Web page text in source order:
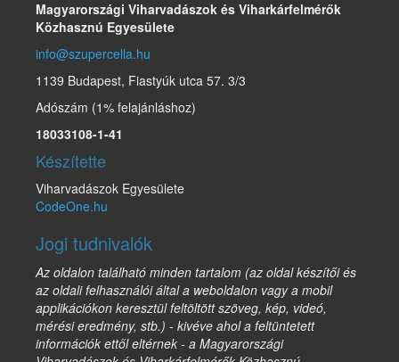
Magyarországi Viharvadászok és Viharkárfelmérők
Közhasznú Egyesülete
info@szupercella.hu
1139 Budapest, Fiastyúk utca 57. 3/3
Adószám (1% felajánláshoz)
18033108-1-41
Készítette
Viharvadászok Egyesülete
CodeOne.hu
Jogi tudnivalók
Az oldalon található minden tartalom (az oldal készítői és
az oldali felhasználói által a weboldalon vagy a mobil
applikációkon keresztül feltöltött szöveg, kép, videó,
mérési eredmény, stb.) - kivéve ahol a feltüntetett
információk ettől eltérnek - a Magyarországi